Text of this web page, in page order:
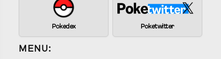
Pokedex Poketwitter
MENU: